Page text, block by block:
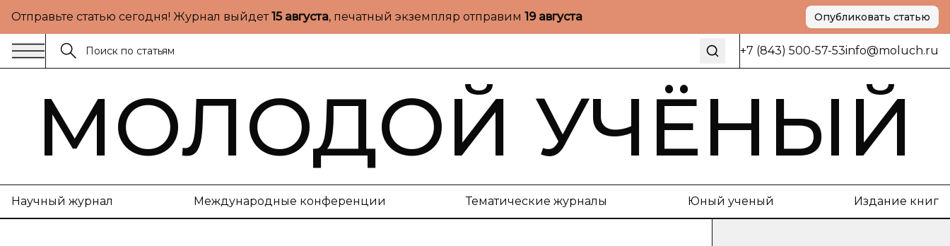
Отправьте статью сегодня! Журнал выйдет15 августа, печатный экземпляр отправим 19 августа Опубликовать статью
+7 (843) 500-57-53info@moluch.ru
МОЛОДОЙ УЧЁНЫЙ
Научный журнал Международные конференции Тематические журналы Юный ученый Издание книг